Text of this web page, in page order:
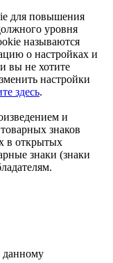
для повышения
уровня
называются
о настройках и
вы не хотите
настройки
здесь.
и
знаков
в открытых
знаки (знаки
данному